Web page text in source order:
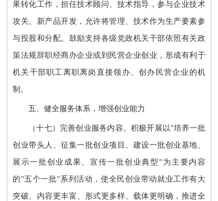
果转化工作，担任技术顾问、技术指导，参与企业技术
攻关、新产品开发，允许将管理、技术作为生产要素参
与投股和分配。鼓励支持各级党政机关干部依照有关政
策法规辞职经商办企业或到民营企业创业，形成有利于
机关干部职工离职离岗直接领办、创办民营企业的机
制。
五、健全服务体系，增强创业能力
（十七）完善创业服务内容。积极开展以"培养一批
创业带头人、征集一批创业项目、建设一批创业基地、
展示一批创业成果、宣传一批创业典型"为主要内容
的"五个一批"系列活动，使全民创业带动就业工作有大
突破、内容更丰富、形式更多样、载体更明确，推进全